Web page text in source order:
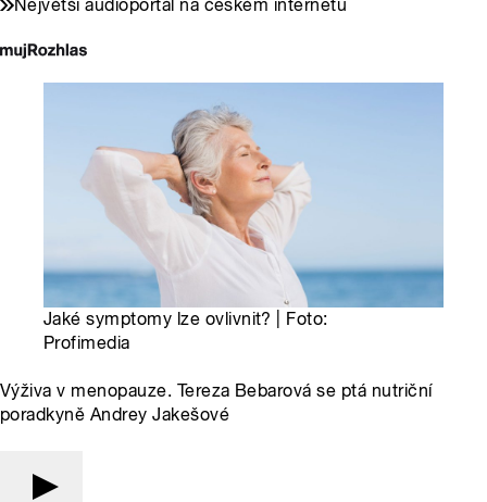
Největší audioportál na českém internetu
Jaké symptomy lze ovlivnit? | Foto:
Profimedia
Výživa v menopauze. Tereza Bebarová se ptá nutriční
poradkyně Andrey Jakešové